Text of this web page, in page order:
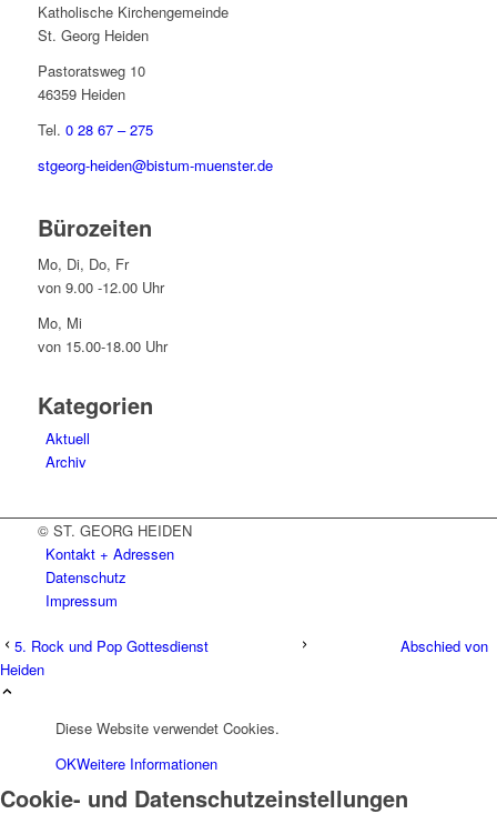
Katholische Kirchengemeinde
St. Georg Heiden
Pastoratsweg 10
46359 Heiden
Tel. 0 28 67 – 275
stgeorg-heiden@bistum-muenster.de
Bürozeiten
Mo, Di, Do, Fr
von 9.00 -12.00 Uhr
Mo, Mi
von 15.00-18.00 Uhr
Kategorien
Aktuell
Archiv
© ST. GEORG HEIDEN
Kontakt + Adressen
Datenschutz
Impressum
5. Rock und Pop Gottesdienst
Abschied von
Heiden
Diese Website verwendet Cookies.
OKWeitere Informationen
Cookie- und Datenschutzeinstellungen